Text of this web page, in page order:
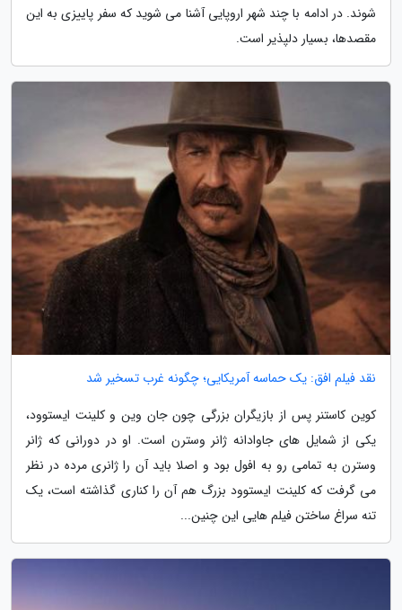
شوند. در ادامه با چند شهر اروپایی آشنا می شوید که سفر پاییزی به این
مقصدها، بسیار دلپذیر است.
نقد فیلم افق: یک حماسه آمریکایی؛ چگونه غرب تسخیر شد
کوین کاستنر پس از بازیگران بزرگی چون جان وین و کلینت ایستوود،
یکی از شمایل های جاوادانه ژانر وسترن است. او در دورانی که ژانر
وسترن به تمامی رو به افول بود و اصلا باید آن را ژانری مرده در نظر
می گرفت که کلینت ایستوود بزرگ هم آن را کناری گذاشته است، یک
تنه سراغ ساختن فیلم هایی این چنین...